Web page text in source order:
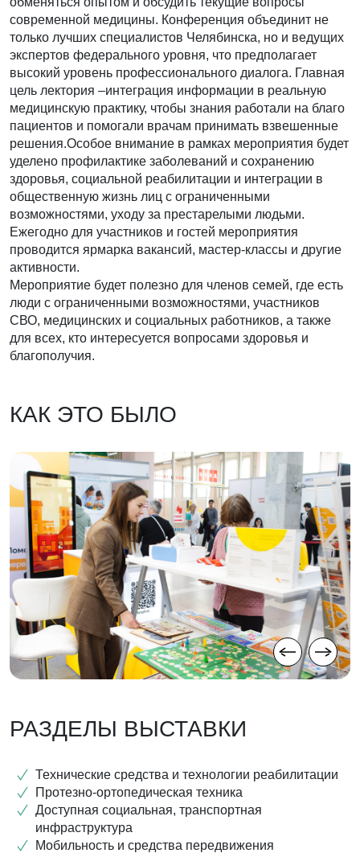
современной медицины. Конференция объединит не
только лучших специалистов Челябинска, но и ведущих
экспертов федерального уровня, что предполагает
высокий уровень профессионального диалога. Главная
цель лектория –интеграция информации в реальную
медицинскую практику, чтобы знания работали на благо
пациентов и помогали врачам принимать взвешенные
решения.Особое внимание в рамках мероприятия будет
уделено профилактике заболеваний и сохранению
здоровья, социальной реабилитации и интеграции в
общественную жизнь лиц с ограниченными
возможностями, уходу за престарелыми людьми.
Ежегодно для участников и гостей мероприятия
проводится ярмарка вакансий, мастер-классы и другие
активности.
Мероприятие будет полезно для членов семей, где есть
люди с ограниченными возможностями, участников
СВО, медицинских и социальных работников, а также
для всех, кто интересуется вопросами здоровья и
благополучия.
КАК ЭТО БЫЛО
РАЗДЕЛЫ ВЫСТАВКИ
Технические средства и технологии реабилитации
Протезно-ортопедическая техника
Доступная социальная, транспортная
инфраструктура
Мобильность и средства передвижения